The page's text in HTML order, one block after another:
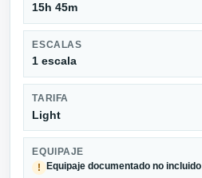
15h 45m
ESCALAS
1 escala
TARIFA
Light
EQUIPAJE
!
Equipaje documentado no incluido